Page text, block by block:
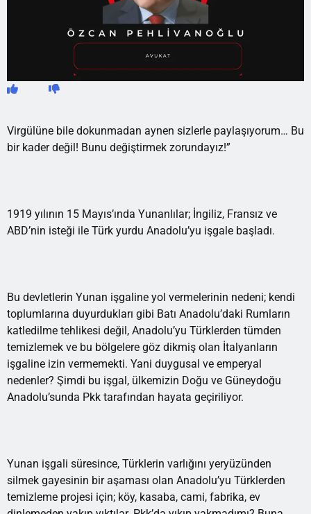
Virgülüne bile dokunmadan aynen sizlerle paylaşıyorum… Bu
bir kader değil! Bunu değiştirmek zorundayız!”
1919 yılının 15 Mayıs’ında Yunanlılar; İngiliz, Fransız ve
ABD’nin isteği ile Türk yurdu Anadolu’yu işgale başladı.
Bu devletlerin Yunan işgaline yol vermelerinin nedeni; kendi
toplumlarına duyurdukları gibi Batı Anadolu’daki Rumların
katledilme tehlikesi değil, Anadolu’yu Türklerden tümden
temizlemek ve bu bölgelere göz dikmiş olan İtalyanların
işgaline izin vermemekti. Yani duygusal ve emperyal
nedenler? Şimdi bu işgal, ülkemizin Doğu ve Güneydoğu
Anadolu’sunda Pkk tarafından hayata geçiriliyor.
Yunan işgali süresince, Türklerin varlığını yeryüzünden
silmek gayesinin bir aşaması olan Anadolu’yu Türklerden
temizleme projesi için; köy, kasaba, cami, fabrika, ev